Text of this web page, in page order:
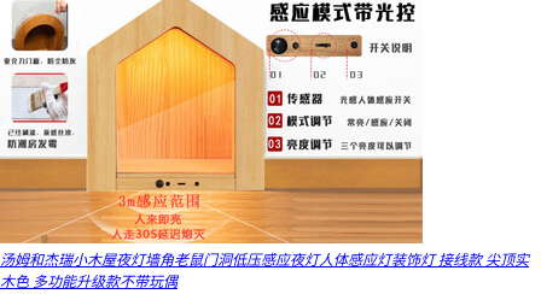
汤姆和杰瑞小木屋夜灯墙角老鼠门洞低压感应夜灯人体感应灯装饰灯 接线款 尖顶实
木色 多功能升级款不带玩偶